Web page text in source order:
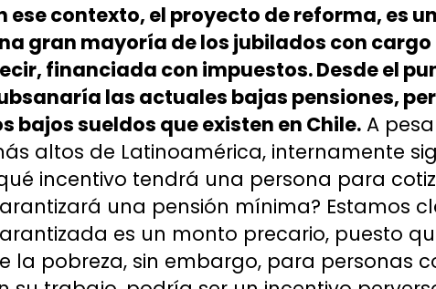
ese contexto, el proyecto de reforma, es
gran mayoría de los jubilados con
financiada con impuestos. Desde el
las actuales bajas pensiones,
bajos sueldos que existen en Chile. A
altos de Latinoamérica, internamente
incentivo tendrá una persona para
una pensión mínima? Estamos
es un monto precario, puesto
la pobreza, sin embargo, para personas